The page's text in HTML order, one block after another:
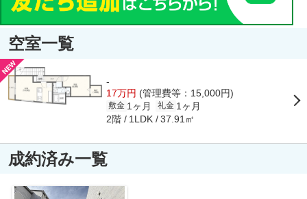
空室一覧
-
17万円 (管理費等：15,000円)
敷金 1ヶ月 礼金 1ヶ月
2階 1LDK 37.91㎡
成約済み一覧